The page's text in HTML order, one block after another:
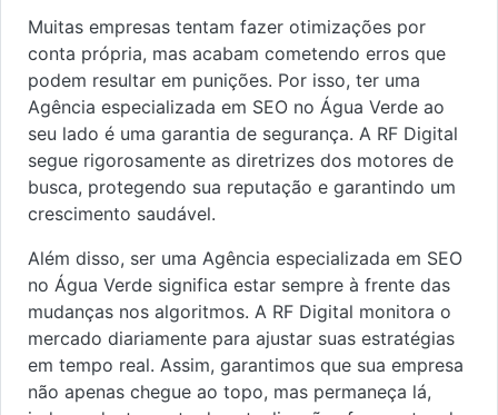
Muitas empresas tentam fazer otimizações por
conta própria, mas acabam cometendo erros que
podem resultar em punições. Por isso, ter uma
Agência especializada em SEO no Água Verde ao
seu lado é uma garantia de segurança. A RF Digital
segue rigorosamente as diretrizes dos motores de
busca, protegendo sua reputação e garantindo um
crescimento saudável.
Além disso, ser uma Agência especializada em SEO
no Água Verde significa estar sempre à frente das
mudanças nos algoritmos. A RF Digital monitora o
mercado diariamente para ajustar suas estratégias
em tempo real. Assim, garantimos que sua empresa
não apenas chegue ao topo, mas permaneça lá,